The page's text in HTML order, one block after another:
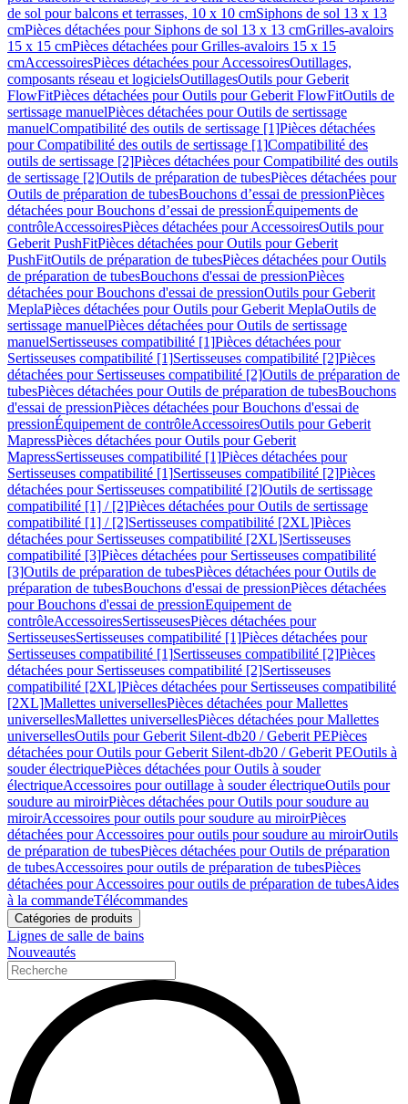
de sol pour balcons et terrasses, 10 x 10 cmSiphons de sol 13 x 13
cmPièces détachées pour Siphons de sol 13 x 13 cmGrilles-avaloirs
15 x 15 cmPièces détachées pour Grilles-avaloirs 15 x 15
cmAccessoiresPièces détachées pour AccessoiresOutillages,
composants réseau et logicielsOutillagesOutils pour Geberit
FlowFitPièces détachées pour Outils pour Geberit FlowFitOutils de
sertissage manuelPièces détachées pour Outils de sertissage
manuelCompatibilité des outils de sertissage [1]Pièces détachées
pour Compatibilité des outils de sertissage [1]Compatibilité des
outils de sertissage [2]Pièces détachées pour Compatibilité des outils
de sertissage [2]Outils de préparation de tubesPièces détachées pour
Outils de préparation de tubesBouchons d’essai de pressionPièces
détachées pour Bouchons d’essai de pressionÉquipements de
contrôleAccessoiresPièces détachées pour AccessoiresOutils pour
Geberit PushFitPièces détachées pour Outils pour Geberit
PushFitOutils de préparation de tubesPièces détachées pour Outils
de préparation de tubesBouchons d'essai de pressionPièces
détachées pour Bouchons d'essai de pressionOutils pour Geberit
MeplaPièces détachées pour Outils pour Geberit MeplaOutils de
sertissage manuelPièces détachées pour Outils de sertissage
manuelSertisseuses compatibilité [1]Pièces détachées pour
Sertisseuses compatibilité [1]Sertisseuses compatibilité [2]Pièces
détachées pour Sertisseuses compatibilité [2]Outils de préparation de
tubesPièces détachées pour Outils de préparation de tubesBouchons
d'essai de pressionPièces détachées pour Bouchons d'essai de
pressionÉquipement de contrôleAccessoiresOutils pour Geberit
MapressPièces détachées pour Outils pour Geberit
MapressSertisseuses compatibilité [1]Pièces détachées pour
Sertisseuses compatibilité [1]Sertisseuses compatibilité [2]Pièces
détachées pour Sertisseuses compatibilité [2]Outils de sertissage
compatibilité [1] / [2]Pièces détachées pour Outils de sertissage
compatibilité [1] / [2]Sertisseuses compatibilité [2XL]Pièces
détachées pour Sertisseuses compatibilité [2XL]Sertisseuses
compatibilité [3]Pièces détachées pour Sertisseuses compatibilité
[3]Outils de préparation de tubesPièces détachées pour Outils de
préparation de tubesBouchons d'essai de pressionPièces détachées
pour Bouchons d'essai de pressionEquipement de
contrôleAccessoiresSertisseusesPièces détachées pour
SertisseusesSertisseuses compatibilité [1]Pièces détachées pour
Sertisseuses compatibilité [1]Sertisseuses compatibilité [2]Pièces
détachées pour Sertisseuses compatibilité [2]Sertisseuses
compatibilité [2XL]Pièces détachées pour Sertisseuses compatibilité
[2XL]Mallettes universellesPièces détachées pour Mallettes
universellesMallettes universellesPièces détachées pour Mallettes
universellesOutils pour Geberit Silent-db20 / Geberit PEPièces
détachées pour Outils pour Geberit Silent-db20 / Geberit PEOutils à
souder électriquePièces détachées pour Outils à souder
électriqueAccessoires pour outillage à souder électriqueOutils pour
soudure au miroirPièces détachées pour Outils pour soudure au
miroirAccessoires pour outils pour soudure au miroirPièces
détachées pour Accessoires pour outils pour soudure au miroirOutils
de préparation de tubesPièces détachées pour Outils de préparation
de tubesAccessoires pour outils de préparation de tubesPièces
détachées pour Accessoires pour outils de préparation de tubesAides
à la commandeTélécommandes
Catégories de produits
Lignes de salle de bains
Nouveautés